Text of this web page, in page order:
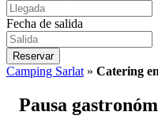
Fecha de salida
Reservar
Camping Sarlat » Catering
Pausa